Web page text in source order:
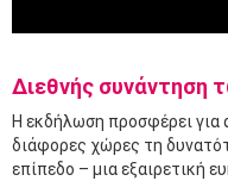
Διεθνής συνάντηση
Η εκδήλωση προσφέρει για
διάφορες χώρες τη
επίπεδο – μια εξαιρετική